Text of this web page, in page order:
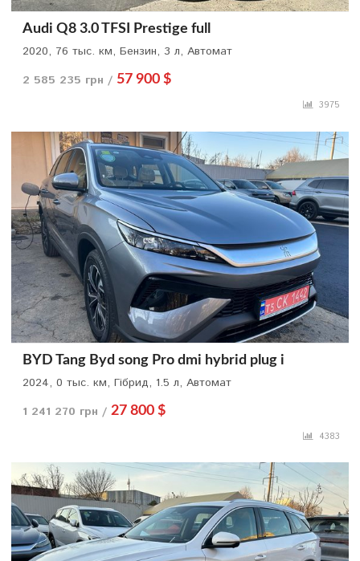
Audi Q8 3.0 TFSI Prestige full
2020, 76 тыс. км, Бензин, 3 л, Автомат
2 585 235 грн / 57 900 $
3975
BYD Tang Byd song Pro dmi hybrid plug i
2024, 0 тыс. км, Гібрид, 1.5 л, Автомат
1 241 270 грн / 27 800 $
4383